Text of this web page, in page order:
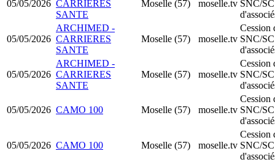
05/05/2026 CARRIERES
SANTE
Moselle (57) moselle.tv SNC/
05/05/2026
ARCHIMED -
CARRIERES
SANTE
Moselle (57) moselle.tv
Cession
SNC/
05/05/2026
ARCHIMED -
CARRIERES
SANTE
Moselle (57) moselle.tv
Cession
SNC/
05/05/2026 CAMO 100 Moselle (57) moselle.tv
Cession
SNC/
05/05/2026 CAMO 100 Moselle (57) moselle.tv
Cession
SNC/